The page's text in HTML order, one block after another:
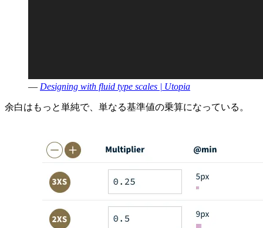
— Designing with fluid type scales | Utopia
余白はもっと単純で、単なる基準値の乗算になっている。